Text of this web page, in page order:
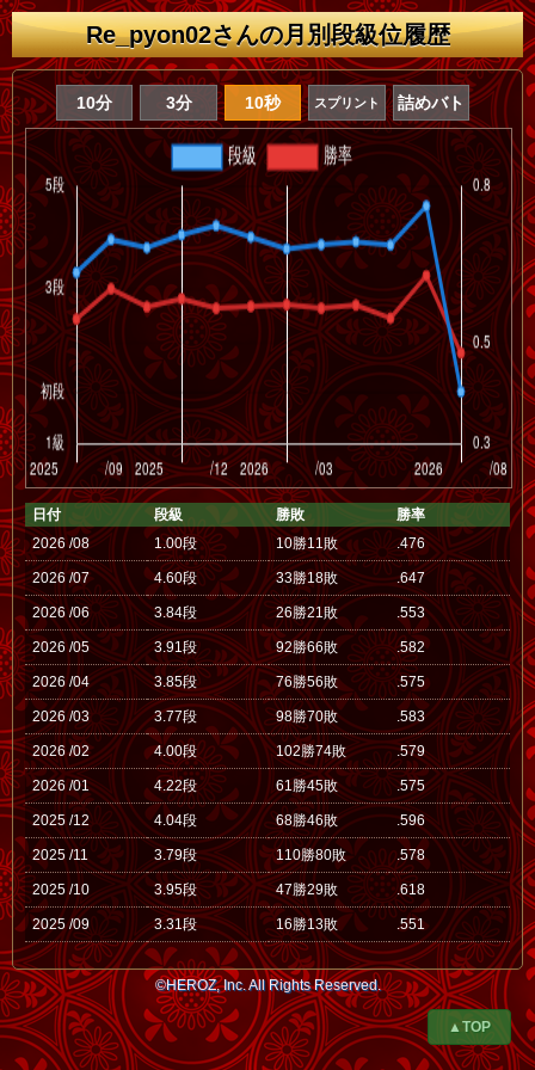
Re_pyon02さんの月別段級位履歴
10分 3分 10秒 スプリント 詰めバト
日付 段級 勝敗
勝率
2026 /08
1.00段 10勝11敗 .476
2026 /07 4.60段 33勝18敗 .647
2026 /06 3.84段 26勝21敗 .553
2026 /05 3.91段 92勝66敗 .582
2026 /04 3.85段 76勝56敗 .575
2026 /03 3.77段 98勝70敗 .583
2026 /02 4.00段 102勝74敗 .579
2026 /01 4.22段 61勝45敗 .575
2025 /12 4.04段 68勝46敗 .596
2025 /11 3.79段 110勝80敗 .578
2025 /10 3.95段 47勝29敗 .618
2025 /09 3.31段 16勝13敗 .551
©HEROZ, Inc. All Rights Reserved.
▲TOP